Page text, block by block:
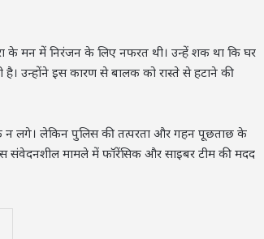
के मन में निरंजन के लिए नफरत थी। उन्हें शक था कि घर
उन्होंने इस कारण से बालक को रास्ते से हटाने की
न लगे। लेकिन पुलिस की तत्परता और गहन पूछताछ के
संवेदनशील मामले में फॉरेंसिक और साइबर टीम की मदद